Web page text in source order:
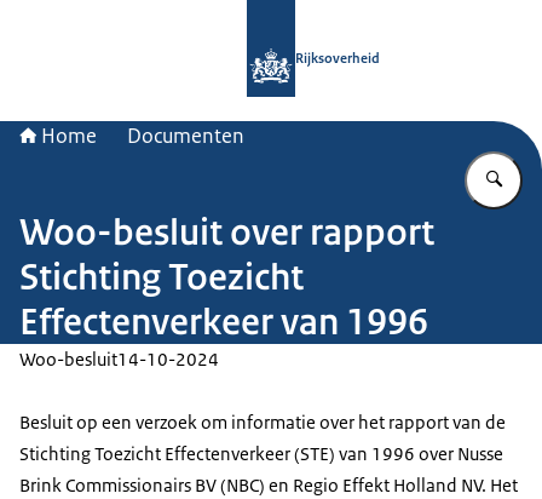
Rijksoverheid
Home Documenten
Woo-besluit over rapport
Stichting Toezicht
Effectenverkeer van 1996
Woo-besluit14-10-2024
Besluit op een verzoek om informatie over het rapport van de
Stichting Toezicht Effectenverkeer (STE) van 1996 over Nusse
Brink Commissionairs BV (NBC) en Regio Effekt Holland NV. Het